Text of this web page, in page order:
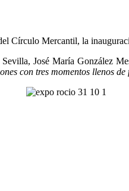
Círculo Mercantil, la
José María González
con tres momentos llenos